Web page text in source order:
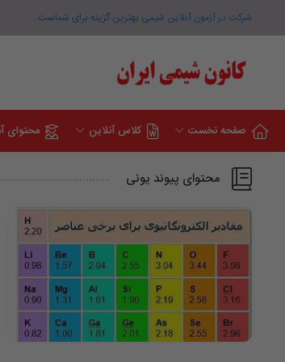
شرکت در آزمون آنلاین شیمی بهترین گزینه برای شماست .
صفحه نخست کلاس آنلاین محتوای
محتوای پیوند یونی